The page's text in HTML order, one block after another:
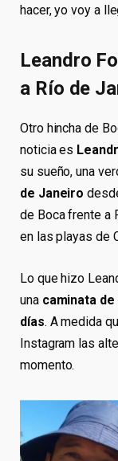
hacer, yo voy a
Leandro
a Río de
Otro hincha de
noticia es
su sueño, una
de Janeiro
de Boca frente a
en las playas de
Lo que hizo
una caminata
días. A medida
Instagram las
momento.